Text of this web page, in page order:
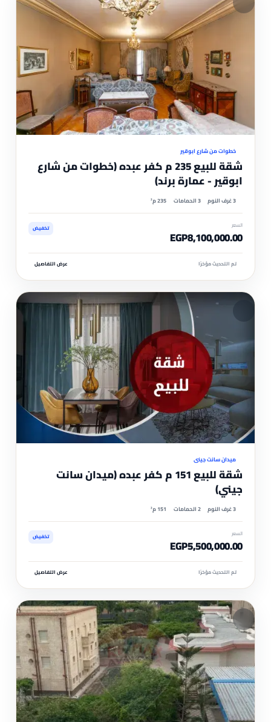
خطوات من شارع ابوقير
شقة للبيع 235 م كفر عبده (خطوات من شارع
ابوقير - عمارة برند)
3 غرف النوم 3 الحمامات 235 م²
السعر
EGP8,100,000.00 تخفيض
تم التحديث مؤخرًا عرض التفاصيل
ميدان سانت جيني
شقة للبيع 151 م كفر عبده (ميدان سانت
جيني)
3 غرف النوم 2 الحمامات 151 م²
السعر
EGP5,500,000.00 تخفيض
تم التحديث مؤخرًا عرض التفاصيل